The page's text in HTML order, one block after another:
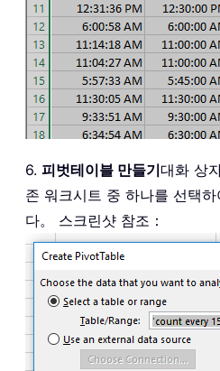
6. 피벗테이블 만들기대화 상
존 워크시트 중 하나를 선택
다。 스크린샷 참조：